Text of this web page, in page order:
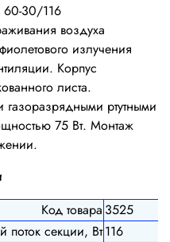
60-30/116
воздуха
излучения
Корпус
листа.
ртутными
75 Вт. Монтаж
Код товара 3525
поток секции, Вт116